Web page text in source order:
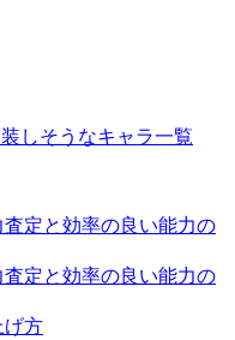
しそうなキャラ一覧
定と効率の良い能力の
定と効率の良い能力の
げ方